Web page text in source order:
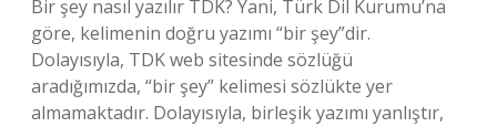
Bir şey nasıl yazılır TDK? Yani, Türk Dil Kurumu’na
göre, kelimenin doğru yazımı “bir şey”dir.
Dolayısıyla, TDK web sitesinde sözlüğü
aradığımızda, “bir şey” kelimesi sözlükte yer
almamaktadır. Dolayısıyla, birleşik yazımı yanlıştır,